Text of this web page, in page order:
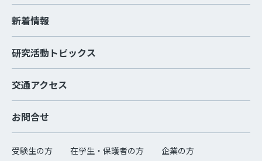
新着情報
研究活動トピックス
交通アクセス
お問合せ
受験生の方 在学生・保護者の方
企業の方